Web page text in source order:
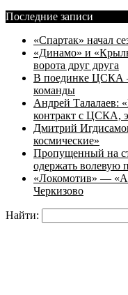
Последние записи
«Спартак» начал
«Динамо» и
ворота друг друга
В поединке ЦСКА
команды
Андрей Талалаев:
контракт с ЦСКА,
Дмитрий
космические»
Пропущенный на
одержать волевую
«Локомотив» —
Черкизово
Найти: